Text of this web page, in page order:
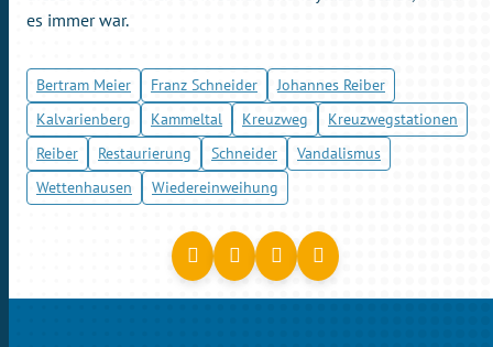
es immer war.
Bertram Meier Franz Schneider
Johannes Reiber
Kalvarienberg
Kammeltal Kreuzweg
Kreuzwegstationen
Reiber
Restaurierung Schneider
Vandalismus
Wettenhausen
Wiedereinweihung